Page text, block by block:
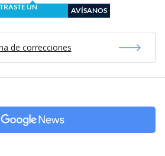
UN
AVÍSANOS
de correcciones